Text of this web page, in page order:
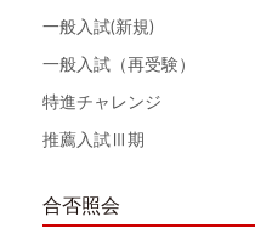
一般入試(新規)
一般入試（再受験）
特進チャレンジ
推薦入試Ⅲ期
合否照会